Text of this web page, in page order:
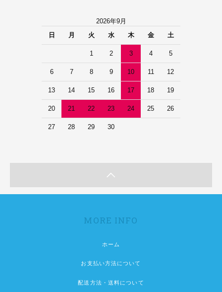
2026年9月
日
月 火 水 木 金 土
1 2 3 4 5
6 7 8 9 10 11 12
13 14 15 16 17 18 19
20 21 22 23 24 25 26
27 28 29 30
MORE INFO
ホーム
お支払い方法について
配送方法・送料について